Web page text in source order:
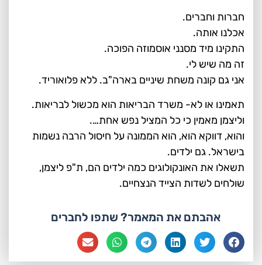
חברות וחברים.
אכלנו אותה.
התקינו מיד מסנני אוסמוזה הפוכה.
זה מה שיש לי.
אני גם קונה משחת שיניים בארה"ב. ללא פלואוריד.
תאמינו או לא- משרד הבריאות הוא מכשול לבריאות.
וליצמן מאמין כי כל המציל נפש אחת….
והוא, דווקא הוא, הוא הממונה על חיסול הרבה נשמות
בישראל. גם ילדים.
תשאלו את האונקולוגים כמה ילדים הם, ת"פ ליצמן,
שולחים לשדות הצייד הנצחיים.
אהבתם את המאמר? שתפו לחברים